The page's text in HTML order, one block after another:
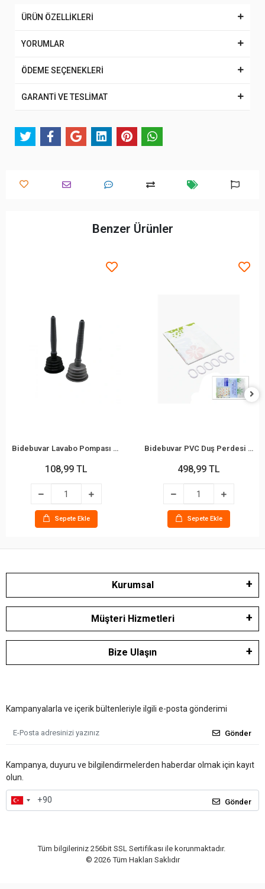
ÜRÜN ÖZELLİKLERİ
YORUMLAR
ÖDEME SEÇENEKLERİ
GARANTİ VE TESLİMAT
Benzer Ürünler
Bidebuvar Lavabo Pompası - Küçük Boy - Körüklü
108,99 TL
Sepete Ekle
Bidebuvar PVC Duş Perdesi - Çift Kanatlı - 12 Halkalı - 90x180 cm
498,99 TL
Sepete Ekle
Kurumsal
Müşteri Hizmetleri
Bize Ulaşın
Kampanyalarla ve içerik bültenleriyle ilgili e-posta gönderimi
Gönder
Kampanya, duyuru ve bilgilendirmelerden haberdar olmak için kayıt
olun.
Gönder
Tüm bilgileriniz 256bit SSL Sertifikası ile korunmaktadır.
© 2026 Tüm Hakları Saklıdır